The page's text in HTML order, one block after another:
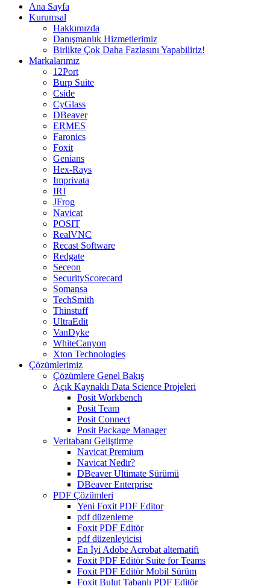
Ana Sayfa
Kurumsal
Hakkımızda
Danışmanlık Hizmetlerimiz
Birlikte Çok Daha Fazlasını Yapabiliriz!
Markalarımız
12Port
Burp Suite
Cside
CyGlass
DBeaver
ERMES
Faronics
Foxit
Genians
Hex-Rays
Imprivata
IRI
JFrog
Navicat
POSIT
RealVNC
Recast Software
Redgate
Seceon
SecurityScorecard
Somansa
TechSmith
Thinstuff
UltraEdit
VanDyke
WhiteCanyon
Xton Technologies
Çözümlerimiz
Çözümlere Genel Bakış
Açık Kaynaklı Data Science Projeleri
Posit Workbench
Posit Team
Posit Connect
Posit Package Manager
Veritabanı Geliştirme
Navicat Premium
Navicat Nedir?
DBeaver Ultimate Sürümü
DBeaver Enterprise
PDF Çözümleri
Yeni Foxit PDF Editor
pdf düzenleme
Foxit PDF Editör
pdf düzenleyicisi
En İyi Adobe Acrobat alternatifi
Foxit PDF Editör Suite for Teams
Foxit PDF Editör Mobil Sürüm
Foxit Bulut Tabanlı PDF Editör